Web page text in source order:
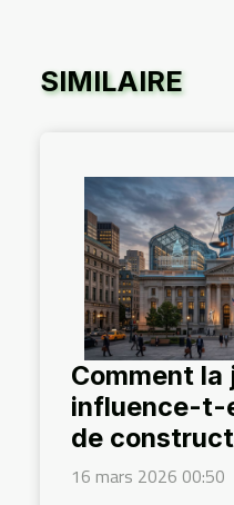
SIMILAIRE
Comment
influence-t-
de
16 mars 2026 00:50